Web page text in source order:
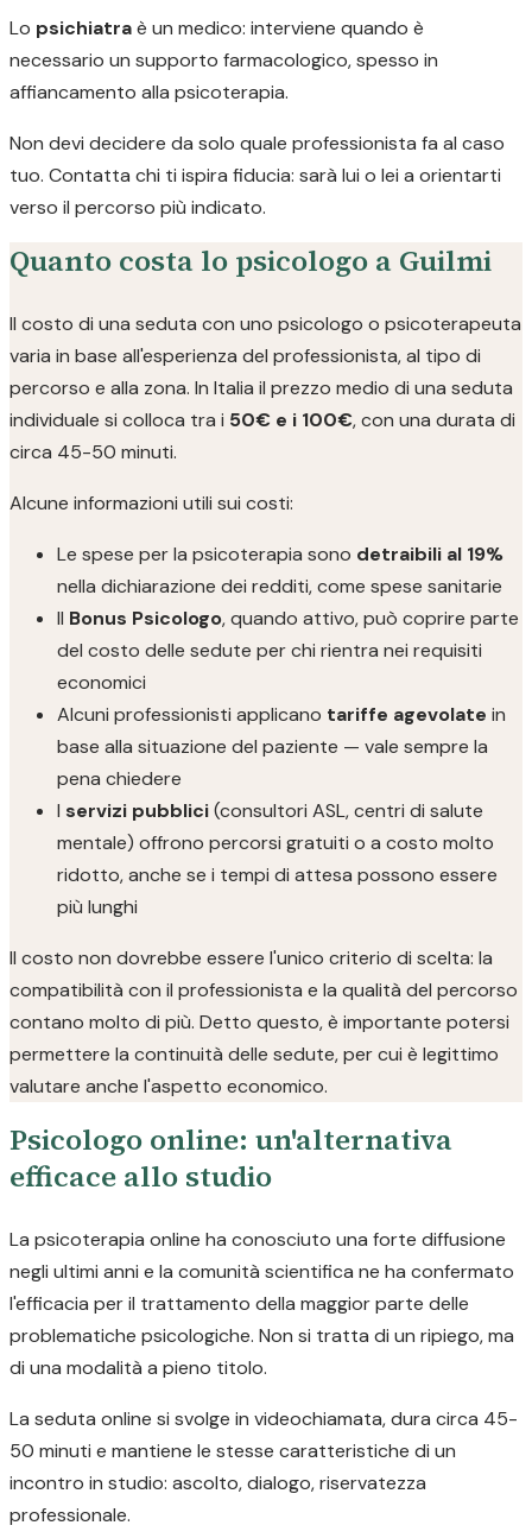
Lo psichiatraè un medico: interviene quando è
necessario un supporto farmacologico, spesso in
affiancamento alla psicoterapia.
Non devi decidere da solo quale professionista fa al caso
tuo. Contatta chi ti ispira fiducia: sarà lui o lei a orientarti
verso il percorso più indicato.
Quanto costa lo psicologo a Guilmi
Il costo di una seduta con uno psicologo o psicoterapeuta
varia in base all'esperienza del professionista, al tipo di
percorso e alla zona. In Italia il prezzo medio di una seduta
individuale si colloca tra i 50€ e i 100€, con una durata di
circa 45-50 minuti.
Alcune informazioni utili sui costi:
Le spese per la psicoterapia sono detraibili al 19%
nella dichiarazione dei redditi, come spese sanitarie
Il Bonus Psicologo, quando attivo, può coprire parte
del costo delle sedute per chi rientra nei requisiti
economici
Alcuni professionisti applicano tariffe agevolate in
base alla situazione del paziente — vale sempre la
pena chiedere
I servizi pubblici(consultori ASL, centri di salute
mentale) offrono percorsi gratuiti o a costo molto
ridotto, anche se i tempi di attesa possono essere
più lunghi
Il costo non dovrebbe essere l'unico criterio di scelta: la
compatibilità con il professionista e la qualità del percorso
contano molto di più. Detto questo, è importante potersi
permettere la continuità delle sedute, per cui è legittimo
valutare anche l'aspetto economico.
Psicologo online: un'alternativa
efficace allo studio
La psicoterapia online ha conosciuto una forte diffusione
negli ultimi anni e la comunità scientifica ne ha confermato
l'efficacia per il trattamento della maggior parte delle
problematiche psicologiche. Non si tratta di un ripiego, ma
di una modalità a pieno titolo.
La seduta online si svolge in videochiamata, dura circa 45-
50 minuti e mantiene le stesse caratteristiche di un
incontro in studio: ascolto, dialogo, riservatezza
professionale.